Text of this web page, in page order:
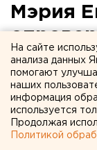
Мэрия
На сайте
анализа данных
помогают
наших
информация
используется
Продолжая
Политикой